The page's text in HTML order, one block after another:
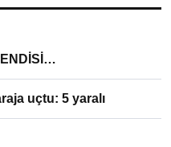
uçtu: 5 yaralı